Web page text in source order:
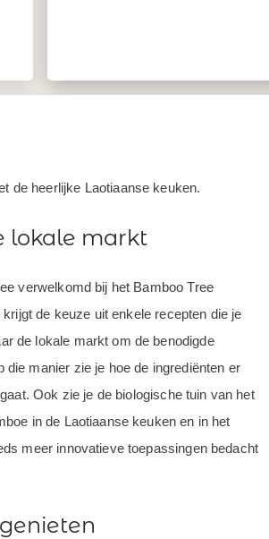
de heerlijke Laotiaanse keuken.
lokale markt
verwelkomd bij het Bamboo Tree
de keuze uit enkele recepten die je
de lokale markt om de benodigde
manier zie je hoe de ingrediënten er
Ook zie je de biologische tuin van het
in de Laotiaanse keuken en in het
meer innovatieve toepassingen bedacht